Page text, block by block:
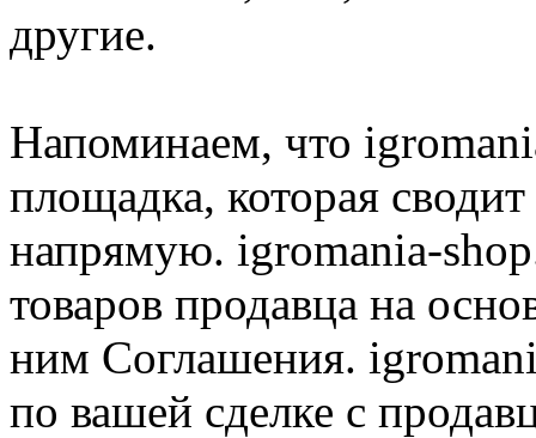
другие.
Напоминаем, что
площадка, которая
напрямую. igromania-
товаров продавца на
ним Соглашения.
по вашей сделке с